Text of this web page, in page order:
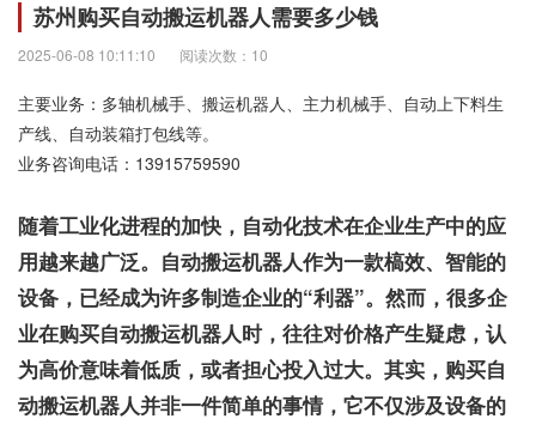
苏州购买自动搬运机器人需要多少钱
2025-06-08 10:11:10 阅读次数：10
主要业务：多轴机械手、搬运机器人、主力机械手、自动上下料生
产线、自动装箱打包线等。
业务咨询电话： 13915759590
随着工业化进程的加快，自动化技术在企业生产中的应
用越来越广泛。自动搬运机器人作为一款槁效、智能的
设备，已经成为许多制造企业的“利器”。然而，很多企
业在购买自动搬运机器人时，往往对价格产生疑虑，认
为高价意味着低质，或者担心投入过大。其实，购买自
动搬运机器人并非一件简单的事情，它不仅涉及设备的